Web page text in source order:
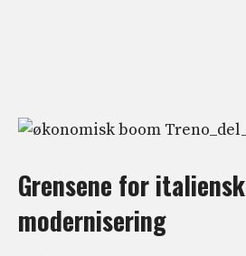
Grensene for italiensk
modernisering